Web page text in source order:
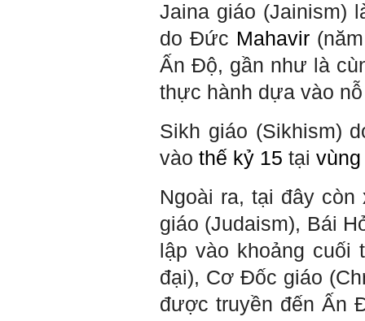
Jaina giáo (Jainism)
do Đức Mahavir(năm
Ấn Độ, gần như là
thực hành dựa vào
Sikh giáo (Sikhism)
vào thế kỷ 15 tại
Ngoài ra, tại đây
giáo (Judaism), Bái
lập vào khoảng
đại), Cơ Đốc giáo (
được truyền đến Ấn